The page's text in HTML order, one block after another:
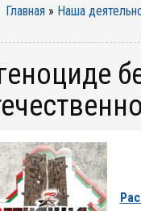
Главная » Наша